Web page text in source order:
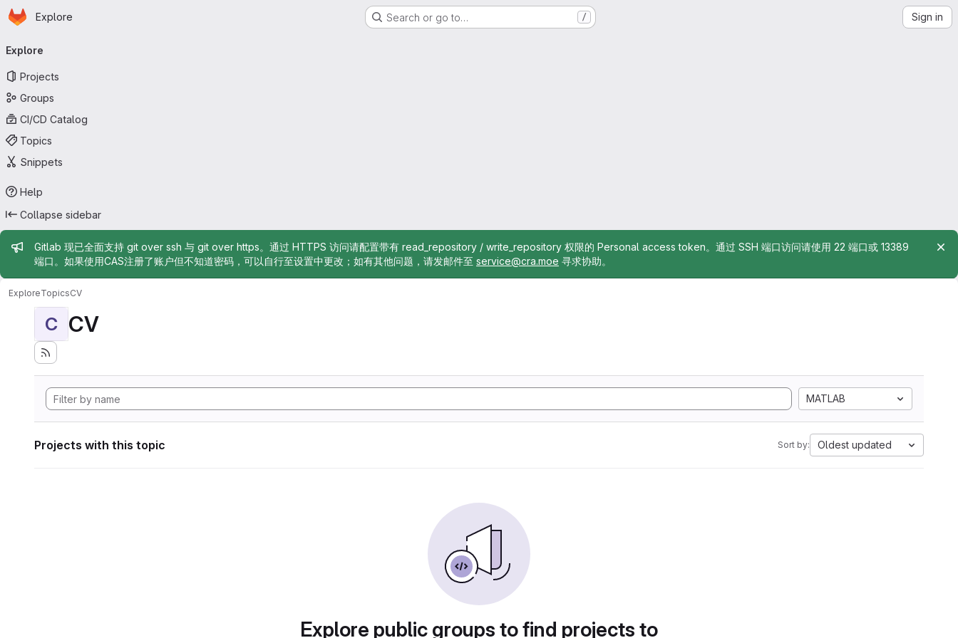
Skip to main content
Homepage
Explore Search or go to… / Sign in
navigation
Explore
Projects
Groups
CI/CD Catalog
Topics
Snippets
Help
Collapse sidebar
Admin message
Gitlab 现已全面支持 git over ssh 与 git over https。通过 HTTPS 访问请配置带有 read_repository / write_repository 权限的 Personal access token。通过 SSH 端口访问请使用 22 端口或 13389
端口。如果使用CAS注册了账户但不知道密码，可以自行至设置中更改；如有其他问题，请发邮件至 service@cra.moe 寻求协助。
ExploreTopicsCV
C CV
MATLAB
Projects with this topic Sort by: Oldest updated
Explore public groups to find projects to